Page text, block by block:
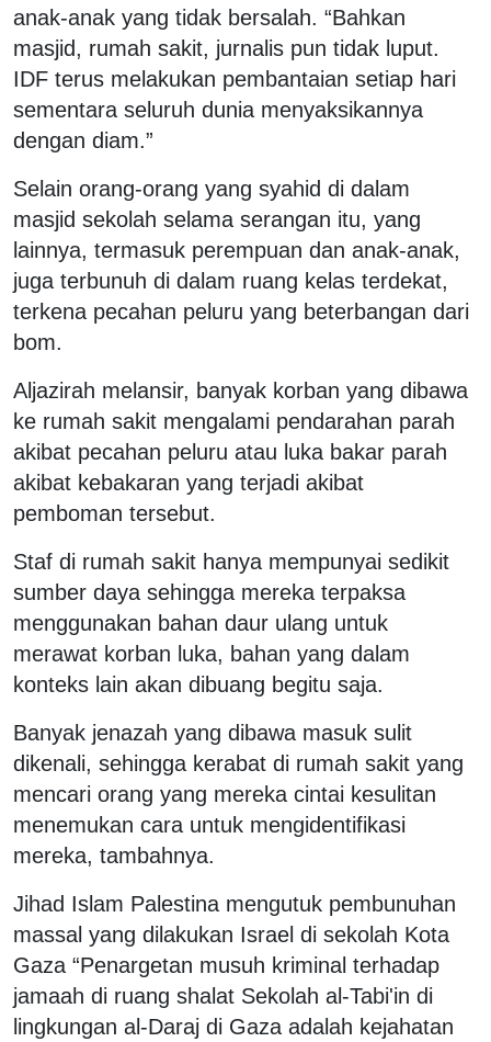
anak-anak yang tidak bersalah. “Bahkan
masjid, rumah sakit, jurnalis pun tidak luput.
IDF terus melakukan pembantaian setiap hari
sementara seluruh dunia menyaksikannya
dengan diam.”
Selain orang-orang yang syahid di dalam
masjid sekolah selama serangan itu, yang
lainnya, termasuk perempuan dan anak-anak,
juga terbunuh di dalam ruang kelas terdekat,
terkena pecahan peluru yang beterbangan dari
bom.
Aljazirah melansir, banyak korban yang dibawa
ke rumah sakit mengalami pendarahan parah
akibat pecahan peluru atau luka bakar parah
akibat kebakaran yang terjadi akibat
pemboman tersebut.
Staf di rumah sakit hanya mempunyai sedikit
sumber daya sehingga mereka terpaksa
menggunakan bahan daur ulang untuk
merawat korban luka, bahan yang dalam
konteks lain akan dibuang begitu saja.
Banyak jenazah yang dibawa masuk sulit
dikenali, sehingga kerabat di rumah sakit yang
mencari orang yang mereka cintai kesulitan
menemukan cara untuk mengidentifikasi
mereka, tambahnya.
Jihad Islam Palestina mengutuk pembunuhan
massal yang dilakukan Israel di sekolah Kota
Gaza “Penargetan musuh kriminal terhadap
jamaah di ruang shalat Sekolah al-Tabi'in di
lingkungan al-Daraj di Gaza adalah kejahatan